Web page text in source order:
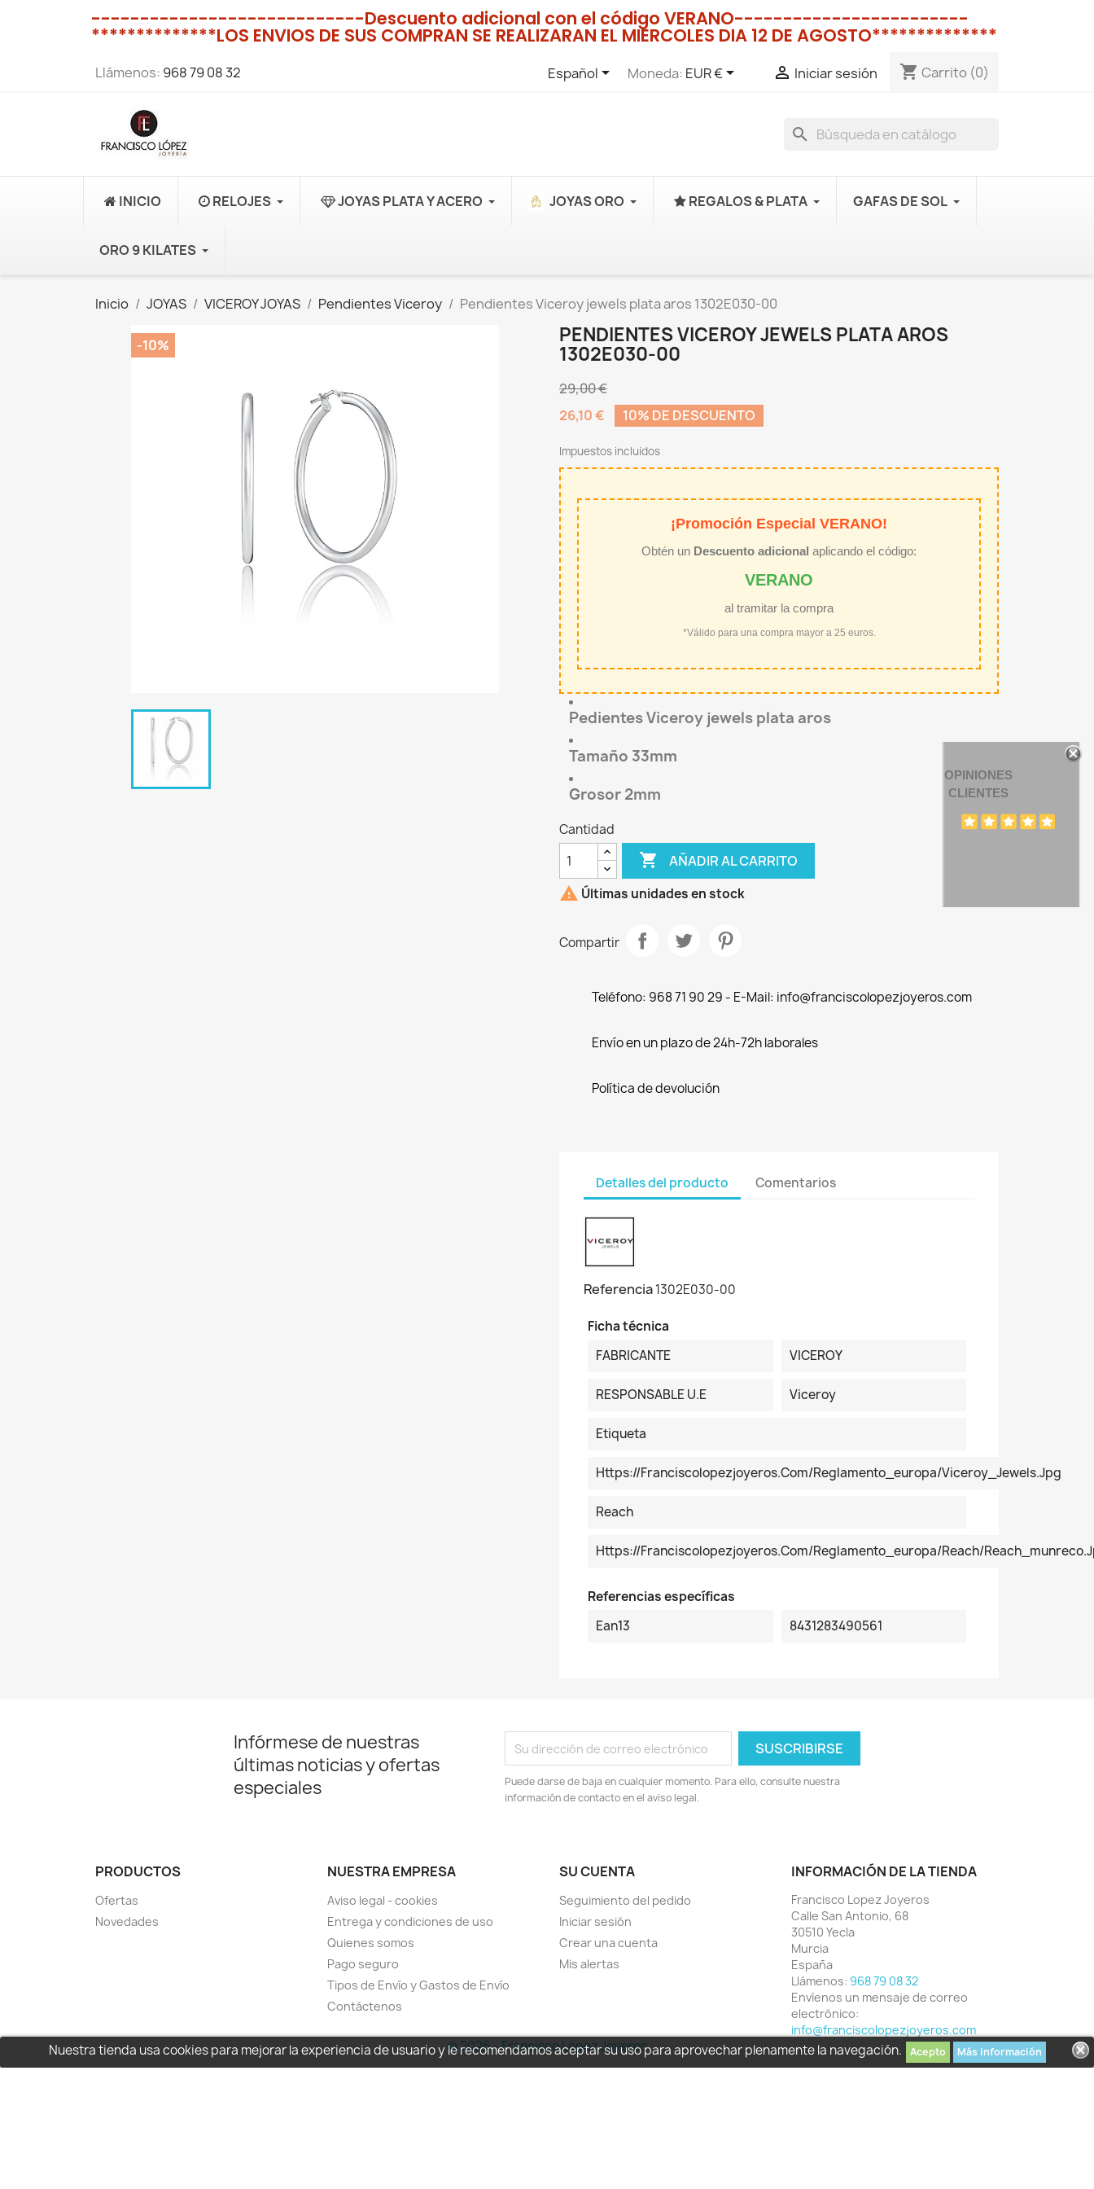
----------------------------Descuento adicional con el código VERANO------------------------
**************LOS ENVIOS DE SUS COMPRAN SE REALIZARAN EL MIERCOLES DIA 12 DE AGOSTO**************
Llámenos: 968 79 08 32 Español Moneda: EUR €  Iniciar sesión shopping_cart Carrito (0)
search
Nuestra tienda usa cookies para mejorar la experiencia de usuario y le recomendamos aceptar su uso para aprovechar plenamente la navegación. Acepto Más información
INICIO RELOJES JOYAS PLATA Y ACERO JOYAS ORO REGALOS & PLATA GAFAS DE SOL
ORO 9 KILATES
Inicio JOYAS VICEROY JOYAS Pendientes Viceroy Pendientes Viceroy jewels plata aros 1302E030-00
-10%
PENDIENTES VICEROY JEWELS PLATA AROS
1302E030-00
29,00 €
26,10 €
10% DE DESCUENTO
Impuestos incluidos
¡Promoción Especial VERANO!
Obtén un Descuento adicional aplicando el código:
VERANO
al tramitar la compra
*Válido para una compra mayor a 25 euros.
Pedientes Viceroy jewels plata aros
Tamaño 33mm
Grosor 2mm
Cantidad
 AÑADIR AL CARRITO
 Últimas unidades en stock
Compartir
Teléfono: 968 71 90 29 - E-Mail: info@franciscolopezjoyeros.com
Envío en un plazo de 24h-72h laborales
Política de devolución
Detalles del producto Comentarios
Referencia1302E030-00
Ficha técnica
FABRICANTE
VICEROY
RESPONSABLE U.E Viceroy
Etiqueta
Https://franciscolopezjoyeros.com/reglamento_europa/Viceroy_Jewels.jpg
Reach
Https://franciscolopezjoyeros.com/reglamento_europa/reach/
Referencias específicas
Ean13
8431283490561
Infórmese de nuestras
últimas noticias y ofertas
especiales
Puede darse de baja en cualquier momento. Para ello, consulte nuestra
información de contacto en el aviso legal.
PRODUCTOS
Ofertas
Novedades
NUESTRA EMPRESA
Aviso legal - cookies
Entrega y condiciones de uso
Quienes somos
Pago seguro
Tipos de Envío y Gastos de Envío
Contáctenos
SU CUENTA
Seguimiento del pedido
Iniciar sesión
Crear una cuenta
Mis alertas
INFORMACIÓN DE LA TIENDA
Francisco Lopez Joyeros
Calle San Antonio, 68
30510 Yecla
Murcia
España
Llámenos: 968 79 08 32
Envíenos un mensaje de correo
electrónico:
info@franciscolopezjoyeros.com
OPINIONES
CLIENTES
© 2026 - Francisco López Joyeros